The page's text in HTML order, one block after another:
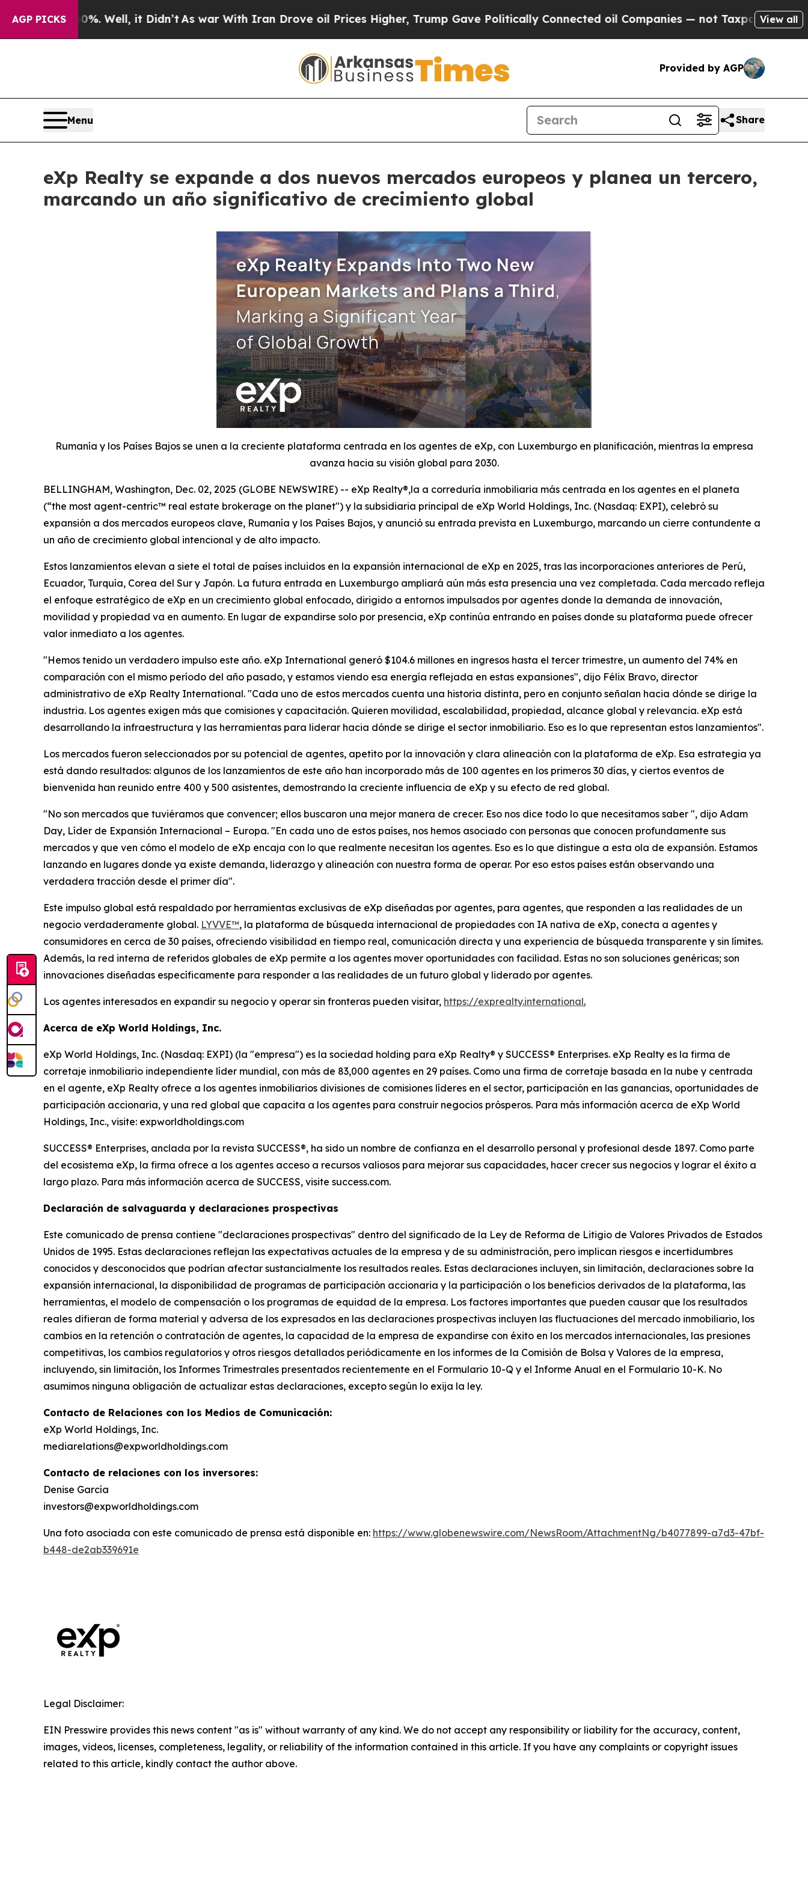
AGP PICKS
Well, it Didn’tAs war With Iran Drove oil Prices Higher, Trump Gave Politically Connected oil Companies — not Taxpayers — the Chance to
View all
Provided by AGP
Menu Share
eXp Realty se expande a dos nuevos mercados europeos y planea un tercero,
marcando un año significativo de crecimiento global
Rumanía y los Países Bajos se unen a la creciente plataforma centrada en los agentes de eXp, con Luxemburgo en planificación, mientras la empresa
avanza hacia su visión global para 2030.
BELLINGHAM, Washington, Dec. 02, 2025 (GLOBE NEWSWIRE) -- eXp Realty®,la a correduría inmobiliaria más centrada en los agentes en el planeta
(“the most agent-centric™ real estate brokerage on the planet") y la subsidiaria principal de eXp World Holdings, Inc. (Nasdaq: EXPI), celebró su
expansión a dos mercados europeos clave, Rumanía y los Países Bajos, y anunció su entrada prevista en Luxemburgo, marcando un cierre contundente a
un año de crecimiento global intencional y de alto impacto.
Estos lanzamientos elevan a siete el total de países incluidos en la expansión internacional de eXp en 2025, tras las incorporaciones anteriores de Perú,
Ecuador, Turquía, Corea del Sur y Japón. La futura entrada en Luxemburgo ampliará aún más esta presencia una vez completada. Cada mercado refleja
el enfoque estratégico de eXp en un crecimiento global enfocado, dirigido a entornos impulsados por agentes donde la demanda de innovación,
movilidad y propiedad va en aumento. En lugar de expandirse solo por presencia, eXp continúa entrando en países donde su plataforma puede ofrecer
valor inmediato a los agentes.
"Hemos tenido un verdadero impulso este año. eXp International generó $104.6 millones en ingresos hasta el tercer trimestre, un aumento del 74% en
comparación con el mismo período del año pasado, y estamos viendo esa energía reflejada en estas expansiones", dijo Félix Bravo, director
administrativo de eXp Realty International. "Cada uno de estos mercados cuenta una historia distinta, pero en conjunto señalan hacia dónde se dirige la
industria. Los agentes exigen más que comisiones y capacitación. Quieren movilidad, escalabilidad, propiedad, alcance global y relevancia. eXp está
desarrollando la infraestructura y las herramientas para liderar hacia dónde se dirige el sector inmobiliario. Eso es lo que representan estos lanzamientos".
Los mercados fueron seleccionados por su potencial de agentes, apetito por la innovación y clara alineación con la plataforma de eXp. Esa estrategia ya
está dando resultados: algunos de los lanzamientos de este año han incorporado más de 100 agentes en los primeros 30 días, y ciertos eventos de
bienvenida han reunido entre 400 y 500 asistentes, demostrando la creciente influencia de eXp y su efecto de red global.
"No son mercados que tuviéramos que convencer; ellos buscaron una mejor manera de crecer. Eso nos dice todo lo que necesitamos saber ", dijo Adam
Day, Líder de Expansión Internacional – Europa. "En cada uno de estos países, nos hemos asociado con personas que conocen profundamente sus
mercados y que ven cómo el modelo de eXp encaja con lo que realmente necesitan los agentes. Eso es lo que distingue a esta ola de expansión. Estamos
lanzando en lugares donde ya existe demanda, liderazgo y alineación con nuestra forma de operar. Por eso estos países están observando una
verdadera tracción desde el primer día".
Este impulso global está respaldado por herramientas exclusivas de eXp diseñadas por agentes, para agentes, que responden a las realidades de un
negocio verdaderamente global. LYVVE™, la plataforma de búsqueda internacional de propiedades con IA nativa de eXp, conecta a agentes y
consumidores en cerca de 30 países, ofreciendo visibilidad en tiempo real, comunicación directa y una experiencia de búsqueda transparente y sin límites.
Además, la red interna de referidos globales de eXp permite a los agentes mover oportunidades con facilidad. Estas no son soluciones genéricas; son
innovaciones diseñadas específicamente para responder a las realidades de un futuro global y liderado por agentes.
Los agentes interesados en expandir su negocio y operar sin fronteras pueden visitar, https://exprealty.international.
Acerca de eXp World Holdings, Inc.
eXp World Holdings, Inc. (Nasdaq: EXPI) (la "empresa") es la sociedad holding para eXp Realty® y SUCCESS® Enterprises. eXp Realty es la firma de
corretaje inmobiliario independiente líder mundial, con más de 83,000 agentes en 29 países. Como una firma de corretaje basada en la nube y centrada
en el agente, eXp Realty ofrece a los agentes inmobiliarios divisiones de comisiones líderes en el sector, participación en las ganancias, oportunidades de
participación accionaria, y una red global que capacita a los agentes para construir negocios prósperos. Para más información acerca de eXp World
Holdings, Inc., visite: expworldholdings.com
SUCCESS® Enterprises, anclada por la revista SUCCESS®, ha sido un nombre de confianza en el desarrollo personal y profesional desde 1897. Como parte
del ecosistema eXp, la firma ofrece a los agentes acceso a recursos valiosos para mejorar sus capacidades, hacer crecer sus negocios y lograr el éxito a
largo plazo. Para más información acerca de SUCCESS, visite success.com.
Declaración de salvaguarda y declaraciones prospectivas
Este comunicado de prensa contiene "declaraciones prospectivas" dentro del significado de la Ley de Reforma de Litigio de Valores Privados de Estados
Unidos de 1995. Estas declaraciones reflejan las expectativas actuales de la empresa y de su administración, pero implican riesgos e incertidumbres
conocidos y desconocidos que podrían afectar sustancialmente los resultados reales. Estas declaraciones incluyen, sin limitación, declaraciones sobre la
expansión internacional, la disponibilidad de programas de participación accionaria y la participación o los beneficios derivados de la plataforma, las
herramientas, el modelo de compensación o los programas de equidad de la empresa. Los factores importantes que pueden causar que los resultados
reales difieran de forma material y adversa de los expresados en las declaraciones prospectivas incluyen las fluctuaciones del mercado inmobiliario, los
cambios en la retención o contratación de agentes, la capacidad de la empresa de expandirse con éxito en los mercados internacionales, las presiones
competitivas, los cambios regulatorios y otros riesgos detallados periódicamente en los informes de la Comisión de Bolsa y Valores de la empresa,
incluyendo, sin limitación, los Informes Trimestrales presentados recientemente en el Formulario 10-Q y el Informe Anual en el Formulario 10-K. No
asumimos ninguna obligación de actualizar estas declaraciones, excepto según lo exija la ley.
Contacto de Relaciones con los Medios de Comunicación:
eXp World Holdings, Inc.
mediarelations@expworldholdings.com
Contacto de relaciones con los inversores:
Denise García
investors@expworldholdings.com
Una foto asociada con este comunicado de prensa está disponible en: https://www.globenewswire.com/NewsRoom/AttachmentNg/b4077899-a7d3-47bf-
b448-de2ab339691e
Legal Disclaimer:
EIN Presswire provides this news content "as is" without warranty of any kind. We do not accept any responsibility or liability for the accuracy, content,
images, videos, licenses, completeness, legality, or reliability of the information contained in this article. If you have any complaints or copyright issues
related to this article, kindly contact the author above.